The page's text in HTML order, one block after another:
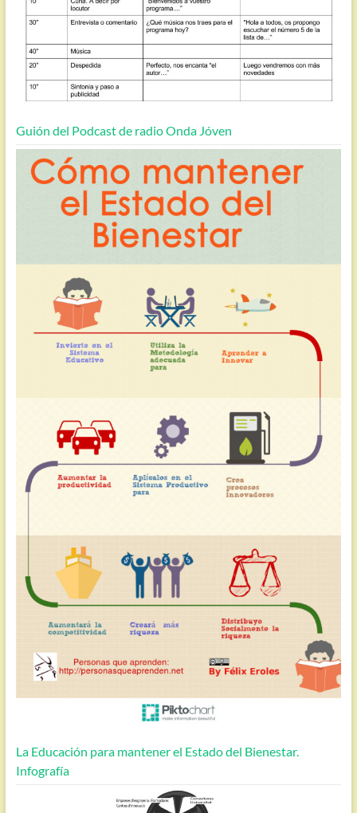
Guión del Podcast de radio Onda Jóven
La Educación para mantener el Estado del Bienestar.
Infografía